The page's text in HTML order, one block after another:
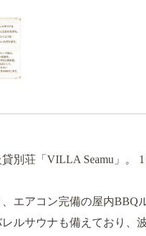
別荘「VILLA Seamu」。
エアコン完備の屋内BBQ
ルサウナも備えており、